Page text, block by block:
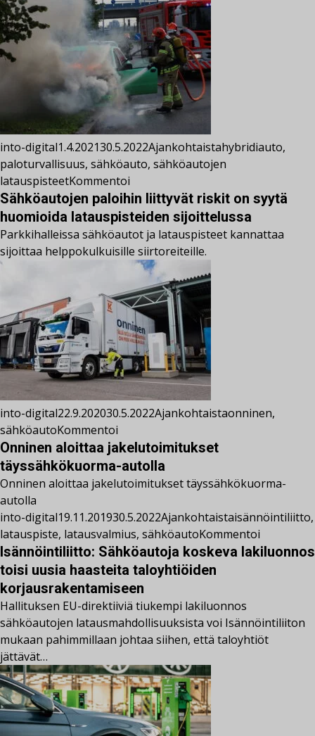
into-digital1.4.202130.5.2022Ajankohtaistahybridiauto,
paloturvallisuus, sähköauto, sähköautojen
latauspisteetKommentoi
Sähköautojen paloihin liittyvät riskit on syytä
huomioida latauspisteiden sijoittelussa
Parkkihalleissa sähköautot ja latauspisteet kannattaa
sijoittaa helppokulkuisille siirtoreiteille.
into-digital22.9.202030.5.2022Ajankohtaistaonninen,
sähköautoKommentoi
Onninen aloittaa jakelutoimitukset
täyssähkökuorma-autolla
Onninen aloittaa jakelutoimitukset täyssähkökuorma-
autolla
into-digital19.11.201930.5.2022Ajankohtaistaisännöintiliitto,
latauspiste, latausvalmius, sähköautoKommentoi
Isännöintiliitto: Sähköautoja koskeva lakiluonnos
toisi uusia haasteita taloyhtiöiden
korjausrakentamiseen
Hallituksen EU-direktiiviä tiukempi lakiluonnos
sähköautojen latausmahdollisuuksista voi Isännöintiliiton
mukaan pahimmillaan johtaa siihen, että taloyhtiöt
jättävät…